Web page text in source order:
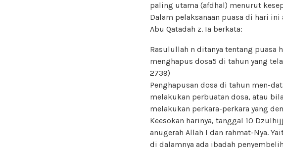
paling utama (afdhal) menurut
Dalam pelaksanaan puasa di hari
Abu Qatadah z. Ia berkata:
Rasulullah n ditanya tentang puasa
menghapus dosa5 di tahun yang
2739)
Penghapusan dosa di tahun men-
melakukan perbuatan dosa, atau
melakukan perkara-perkara yang
Keesokan harinya, tanggal 10
anugerah Allah I dan rahmat-Nya.
di dalamnya ada ibadah